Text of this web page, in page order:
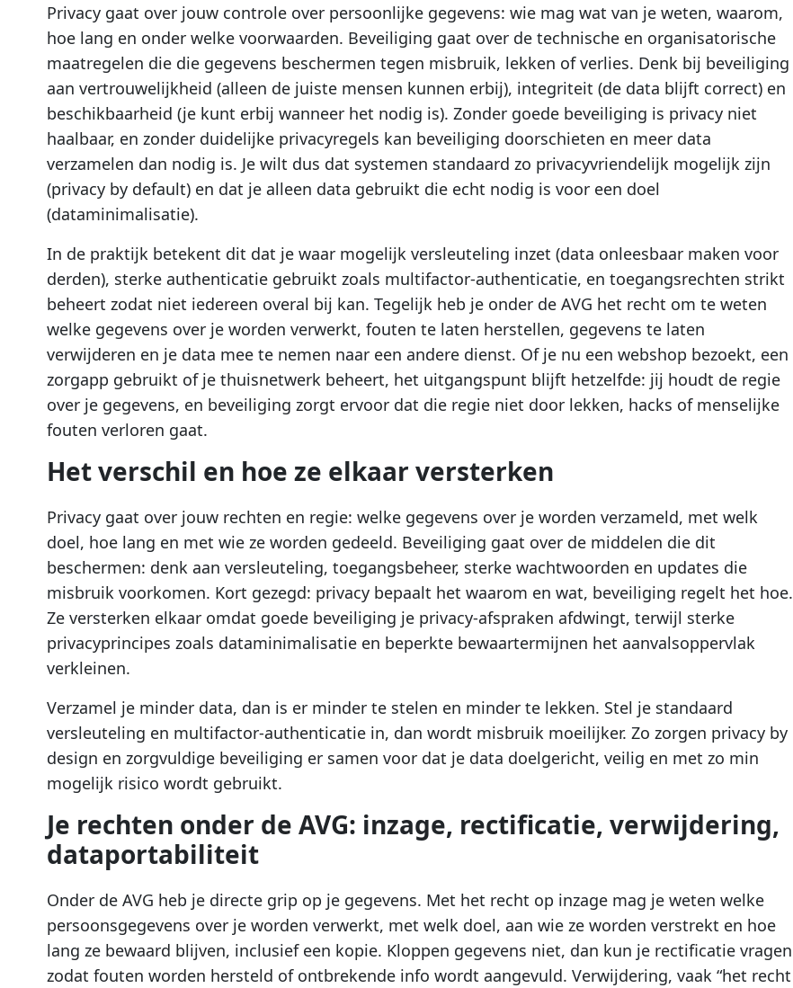
Privacy gaat over jouw controle over persoonlijke gegevens: wie mag wat van je weten, waarom,
hoe lang en onder welke voorwaarden. Beveiliging gaat over de technische en organisatorische
maatregelen die die gegevens beschermen tegen misbruik, lekken of verlies. Denk bij beveiliging
aan vertrouwelijkheid (alleen de juiste mensen kunnen erbij), integriteit (de data blijft correct) en
beschikbaarheid (je kunt erbij wanneer het nodig is). Zonder goede beveiliging is privacy niet
haalbaar, en zonder duidelijke privacyregels kan beveiliging doorschieten en meer data
verzamelen dan nodig is. Je wilt dus dat systemen standaard zo privacyvriendelijk mogelijk zijn
(privacy by default) en dat je alleen data gebruikt die echt nodig is voor een doel
(dataminimalisatie).
In de praktijk betekent dit dat je waar mogelijk versleuteling inzet (data onleesbaar maken voor
derden), sterke authenticatie gebruikt zoals multifactor-authenticatie, en toegangsrechten strikt
beheert zodat niet iedereen overal bij kan. Tegelijk heb je onder de AVG het recht om te weten
welke gegevens over je worden verwerkt, fouten te laten herstellen, gegevens te laten
verwijderen en je data mee te nemen naar een andere dienst. Of je nu een webshop bezoekt, een
zorgapp gebruikt of je thuisnetwerk beheert, het uitgangspunt blijft hetzelfde: jij houdt de regie
over je gegevens, en beveiliging zorgt ervoor dat die regie niet door lekken, hacks of menselijke
fouten verloren gaat.
Het verschil en hoe ze elkaar versterken
Privacy gaat over jouw rechten en regie: welke gegevens over je worden verzameld, met welk
doel, hoe lang en met wie ze worden gedeeld. Beveiliging gaat over de middelen die dit
beschermen: denk aan versleuteling, toegangsbeheer, sterke wachtwoorden en updates die
misbruik voorkomen. Kort gezegd: privacy bepaalt het waarom en wat, beveiliging regelt het hoe.
Ze versterken elkaar omdat goede beveiliging je privacy-afspraken afdwingt, terwijl sterke
privacyprincipes zoals dataminimalisatie en beperkte bewaartermijnen het aanvalsoppervlak
verkleinen.
Verzamel je minder data, dan is er minder te stelen en minder te lekken. Stel je standaard
versleuteling en multifactor-authenticatie in, dan wordt misbruik moeilijker. Zo zorgen privacy by
design en zorgvuldige beveiliging er samen voor dat je data doelgericht, veilig en met zo min
mogelijk risico wordt gebruikt.
Je rechten onder de AVG: inzage, rectificatie, verwijdering,
dataportabiliteit
Onder de AVG heb je directe grip op je gegevens. Met het recht op inzage mag je weten welke
persoonsgegevens over je worden verwerkt, met welk doel, aan wie ze worden verstrekt en hoe
lang ze bewaard blijven, inclusief een kopie. Kloppen gegevens niet, dan kun je rectificatie vragen
zodat fouten worden hersteld of ontbrekende info wordt aangevuld. Verwijdering, vaak “het recht